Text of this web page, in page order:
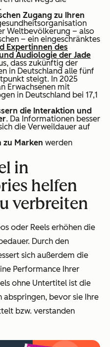
Zugang zu Ihren
Weltbevölkerung – also
– ein eingeschränktes
Expertinnen des
Audiologie der Jade
dass zukünftig der
in Deutschland alle fünf
steigt. In 2025
Erwachsenen mit
in Deutschland bei 17,1
die Interaktion und
. Da Informationen besser
die Verweildauer auf
zu Marken werden
in
helfen
verbreiten
oder Reels erhöhen die
Durch den
sich außerdem die
Performance Ihrer
ohne Untertitel ist die
abspringen, bevor sie Ihre
bzw. verstanden